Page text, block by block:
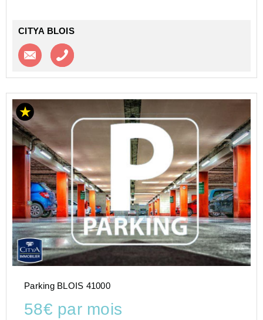
CITYA BLOIS
Contacter l'agence
Parking BLOIS 41000
58€ par mois